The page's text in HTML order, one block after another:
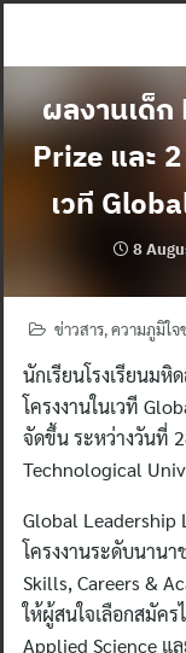
ผลงานเด็ก
Prize และ
เวที
8
ข่าวสาร,ความภูมิใจ
นักเรียนโรงเรียนม
โครงงานในเวที
จัดขึ้น ระหว่างวันที่
Technological
Global Leadership
โครงงานระดับนาน
Skills, Careers &
ให้ผู้สนใจเลือกสมัคร
Applied Science แ